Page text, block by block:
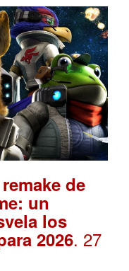
de
un
los
2026. 27